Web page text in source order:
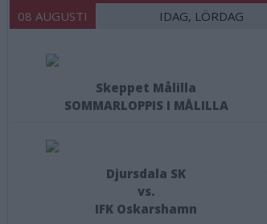
08 AUGUSTI IDAG, LÖRDAG
Skeppet Målilla
SOMMARLOPPIS I MÅLILLA
Djursdala SK
vs.
IFK Oskarshamn